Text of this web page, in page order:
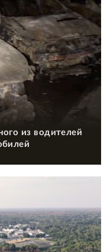
из водителей